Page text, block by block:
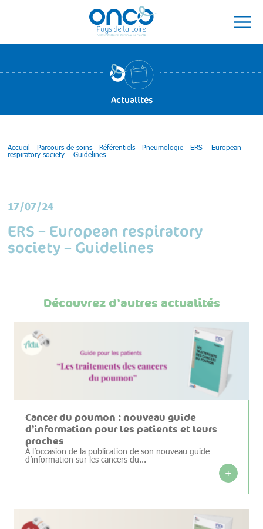
Actualités
Accueil - Parcours de soins- Référentiels- Pneumologie- ERS – European
respiratory society – Guidelines
17/07/24
ERS – European respiratory
society – Guidelines
Découvrez d'autres actualités
Cancer du poumon : nouveau guide
d’information pour les patients et leurs
proches
À l’occasion de la publication de son nouveau guide
d’information sur les cancers du...
+